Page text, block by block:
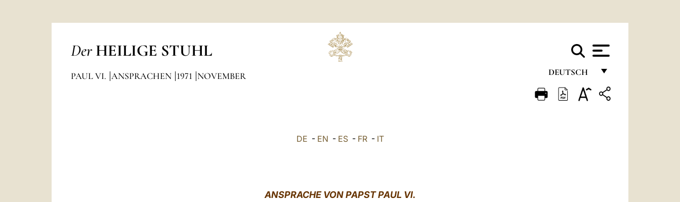
Der HEILIGE STUHL
DEUTSCH
FRANÇAIS
PAUL VI. ANSPRACHEN 1971 NOVEMBER
DE - EN - ES- FR- IT
ANSPRACHE VON PAPST PAUL VI.